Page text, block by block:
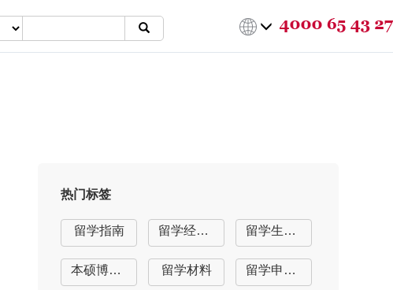
热门标签
留学指南 留学经验分享 留学生活指南
本硕博留学 留学材料 留学申请offer